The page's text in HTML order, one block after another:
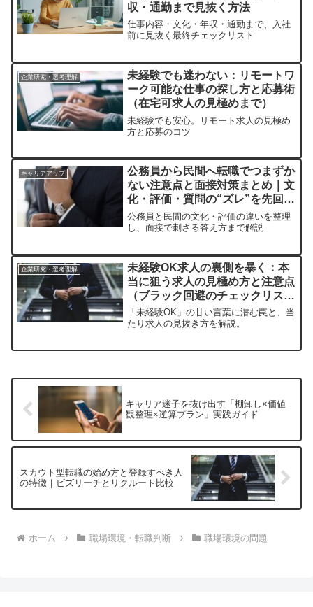
収・通勤まで見抜く方法
仕事内容・文化・年収・通勤まで、入社
前に見抜く最終チェックリスト
企業研究・選考理解
未経験でも迷わない：リモートワ
ーク可能な仕事の探し方と応募術
（在宅可求人の見極めまで）
未経験でも安心。リモート求人の見極め
方と応募のコツ
キャリアアップ
公務員から民間へ転職でつまずか
ない注意点と面接対策まとめ｜文
化・評価・質問の“ズレ”を先回り
する
公務員と民間の文化・評価の違いを整理
し、面接で刺さる答え方まで解説
企業研究・選考理解
未経験OK求人の裏側を暴く：本
当に狙う求人の見極め方と注意点
（ブラック回避のチェックリスト
付き）
「未経験OK」の甘い言葉に潜む罠と、当
たり求人の見抜き方を解説。
キャリア迷子を抜け出す「棚卸し×価値
観整理×逆算プラン」実践ガイド
スカウト型転職の始め方と登録すべき人
の特徴｜ビズリーチとリクルート比較
ホーム 職場環境・転職判断 職場環境の問題